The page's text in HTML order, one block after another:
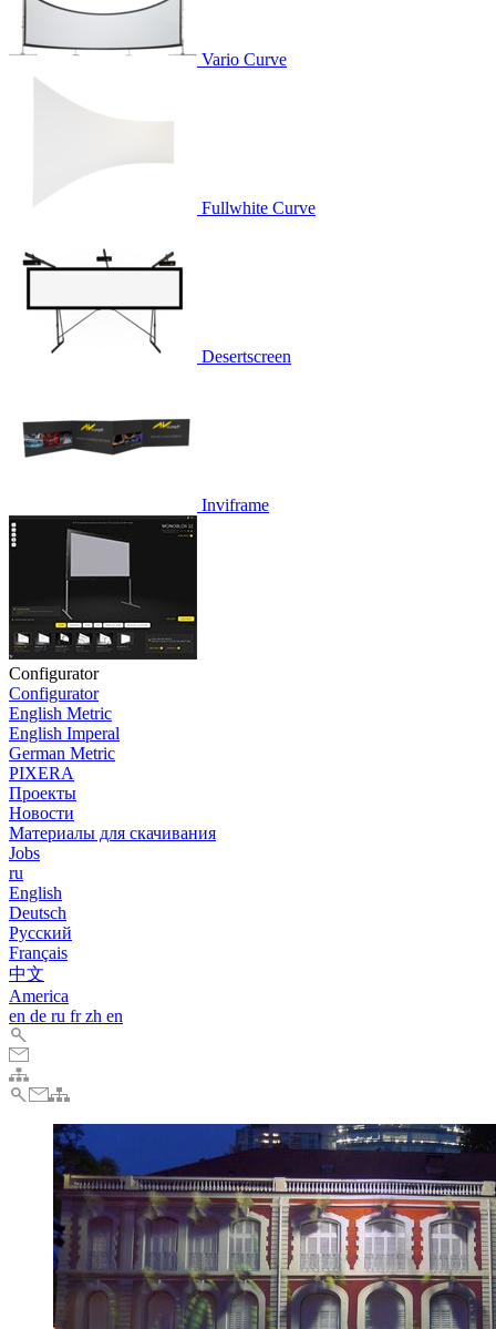
Vario Curve
Fullwhite Curve
Desertscreen
Inviframe
Configurator
Configurator
English Metric
English Imperal
German Metric
PIXERA
Проекты
Новости
Материалы для скачивания
Jobs
ru
English
Deutsch
Pусский
Français
中文
America
en de ru frzh en